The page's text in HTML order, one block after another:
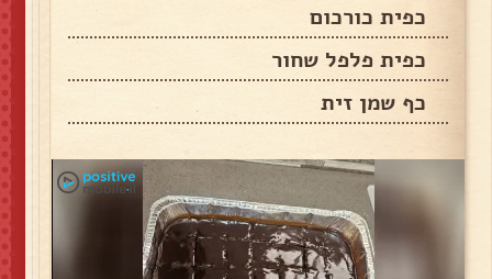
כפית כורכום
כפית פלפל שחור
כף שמן זית